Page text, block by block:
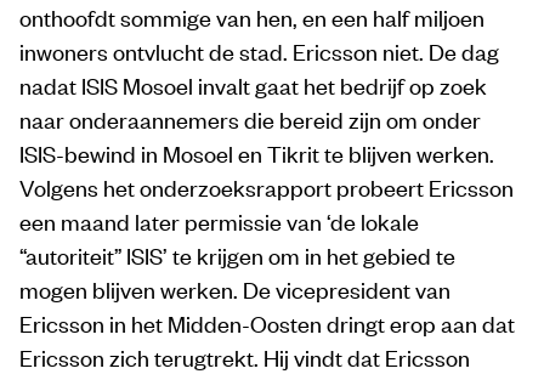
onthoofdt sommige van hen, en een half miljoen
inwoners ontvlucht de stad. Ericsson niet. De dag
nadat ISIS Mosoel invalt gaat het bedrijf op zoek
naar onderaannemers die bereid zijn om onder
ISIS-bewind in Mosoel en Tikrit te blijven werken.
Volgens het onderzoeksrapport probeert Ericsson
een maand later permissie van ‘de lokale
“autoriteit” ISIS’ te krijgen om in het gebied te
mogen blijven werken. De vicepresident van
Ericsson in het Midden-Oosten dringt erop aan dat
Ericsson zich terugtrekt. Hij vindt dat Ericsson